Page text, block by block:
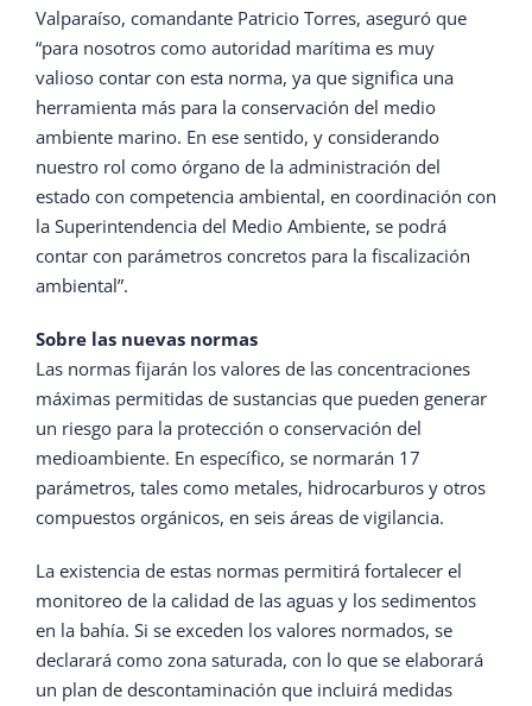
Valparaíso, comandante Patricio Torres, aseguró que
“para nosotros como autoridad marítima es muy
valioso contar con esta norma, ya que significa una
herramienta más para la conservación del medio
ambiente marino. En ese sentido, y considerando
nuestro rol como órgano de la administración del
estado con competencia ambiental, en coordinación con
la Superintendencia del Medio Ambiente, se podrá
contar con parámetros concretos para la fiscalización
ambiental”.
Sobre las nuevas normas
Las normas fijarán los valores de las concentraciones
máximas permitidas de sustancias que pueden generar
un riesgo para la protección o conservación del
medioambiente. En específico, se normarán 17
parámetros, tales como metales, hidrocarburos y otros
compuestos orgánicos, en seis áreas de vigilancia.
La existencia de estas normas permitirá fortalecer el
monitoreo de la calidad de las aguas y los sedimentos
en la bahía. Si se exceden los valores normados, se
declarará como zona saturada, con lo que se elaborará
un plan de descontaminación que incluirá medidas